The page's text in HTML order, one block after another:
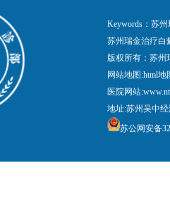
Keywords：苏
苏州瑞金治疗白
版权所有：苏
网站地图:html地
医院网站
地址:苏州吴中
苏公网安备